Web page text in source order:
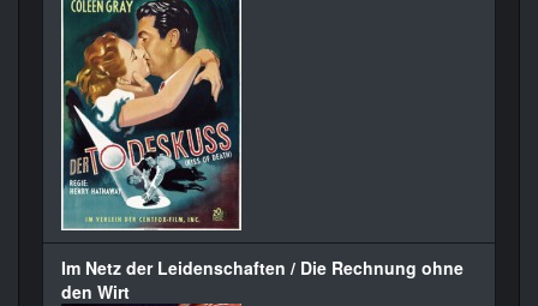
Im Netz der Leidenschaften / Die Rechnung ohne
den Wirt